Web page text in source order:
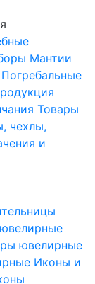
Мантии
Погребальные
Товары
чехлы,
и
ювелирные
Иконы и